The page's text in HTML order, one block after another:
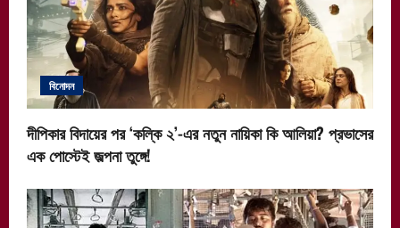
বিনোদন
দীপিকার বিদায়ের পর ‘কল্কি ২’-এর নতুন নায়িকা কি আলিয়া? প্রভাসের
এক পোস্টেই জল্পনা তুঙ্গে!